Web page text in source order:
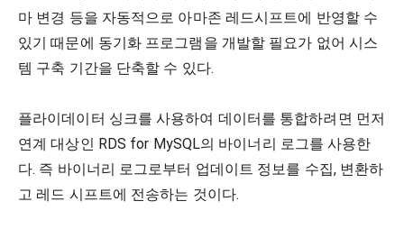
마 변경 등을 자동적으로 아마존 레드시프트에 반영할 수
있기 때문에 동기화 프로그램을 개발할 필요가 없어 시스
템 구축 기간을 단축할 수 있다.
플라이데이터 싱크를 사용하여 데이터를 통합하려면 먼저
연계 대상인 RDS for MySQL의 바이너리 로그를 사용한
다. 즉 바이너리 로그로부터 업데이트 정보를 수집, 변환하
고 레드 시프트에 전송하는 것이다.